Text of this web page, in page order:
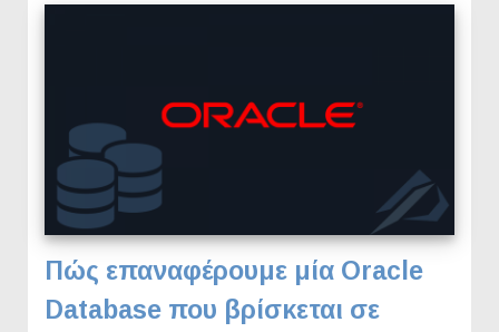
Πώς επαναφέρουμε μία Oracle
Database που βρίσκεται σε